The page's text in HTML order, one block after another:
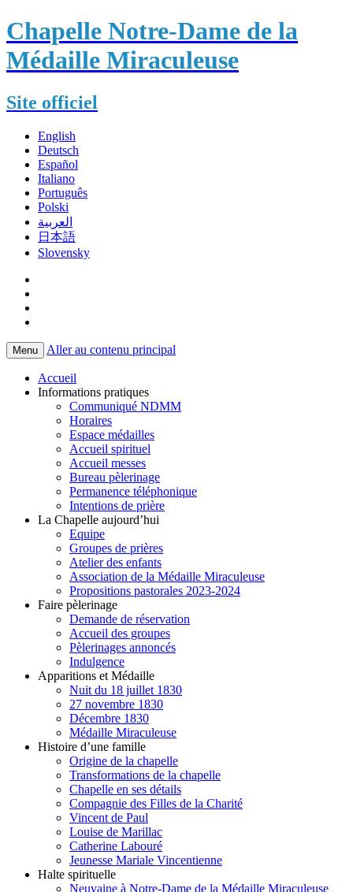
Chapelle Notre-Dame de la
Médaille Miraculeuse
Site officiel
English
Deutsch
Español
Italiano
Português
Polski
العربية
日本語
Slovensky
Menu Aller au contenu principal
Accueil
Informations pratiques
Communiqué NDMM
Horaires
Espace médailles
Accueil spirituel
Accueil messes
Bureau pèlerinage
Permanence téléphonique
Intentions de prière
La Chapelle aujourd’hui
Equipe
Groupes de prières
Atelier des enfants
Association de la Médaille Miraculeuse
Propositions pastorales 2023-2024
Faire pèlerinage
Demande de réservation
Accueil des groupes
Pèlerinages annoncés
Indulgence
Apparitions et Médaille
Nuit du 18 juillet 1830
27 novembre 1830
Décembre 1830
Médaille Miraculeuse
Histoire d’une famille
Origine de la chapelle
Transformations de la chapelle
Chapelle en ses détails
Compagnie des Filles de la Charité
Vincent de Paul
Louise de Marillac
Catherine Labouré
Jeunesse Mariale Vincentienne
Halte spirituelle
Neuvaine à Notre-Dame de la Médaille Miraculeuse